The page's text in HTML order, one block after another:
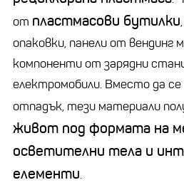
от пластмасови бутилки
опаковки, панели от вендинг
компоненти от зарядни
електромобили. Вместо да
отпадък, тези материали
живот под формата на
осветителни тела и
елементи.